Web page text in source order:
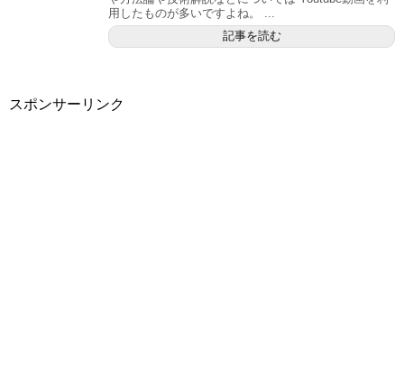
用したものが多いですよね。 ...
記事を読む
スポンサーリンク